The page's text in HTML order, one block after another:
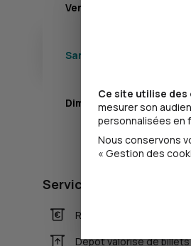
Vendredi
Samedi
Dimanche
Services
Retrait de billets EUR
Dépôt valorisé de billets
Ce site utilise des
mesurer son
personnalisées en
Nous conservons
« Gestion des